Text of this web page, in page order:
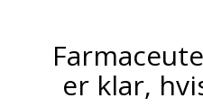
er klar,